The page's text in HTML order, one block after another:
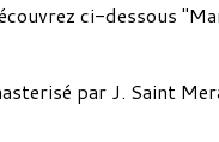
ci-dessous
par J. Saint